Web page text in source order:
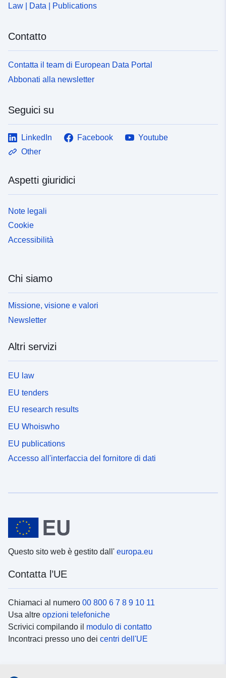
Law | Data | Publications
Contatto
Contatta il team di European Data Portal
Abbonati alla newsletter
Seguici su
LinkedIn Facebook
Youtube
Other
Aspetti giuridici
Note legali
Cookie
Accessibilità
Chi siamo
Missione, visione e valori
Newsletter
Altri servizi
EU law
EU tenders
EU research results
EU Whoiswho
EU publications
Accesso all'interfaccia del fornitore di dati
Questo sito web è gestito dall' europa.eu
Contatta l’UE
Chiamaci al numero 00 800 6 7 8 9 10 11
Usa altre opzioni telefoniche
Scrivici compilando il modulo di contatto
Incontraci presso uno dei centri dell'UE